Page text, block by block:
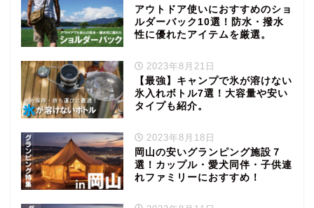
アウトドア使いにおすすめのショ
ルダーバック10選！防水・撥水
性に優れたアイテムを厳選。
2023年8月21日
【最強】キャンプで氷が溶けない
氷入れボトル7選！大容量や安い
タイプも紹介。
2023年8月18日
岡山の安いグランピング施設７
選！カップル・愛犬同伴・子供連
れファミリーにおすすめ！